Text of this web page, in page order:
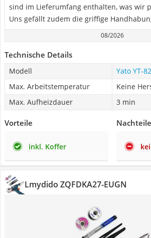
sind im Lieferumfang enthalten, was wir
Uns gefällt zudem die griffige
08/2026
Technische Details
Modell
Yato YT-
Max. Arbeitstemperatur
Keine
Max. Aufheizdauer
3 min
Vorteile
inkl. Koffer
Nachteile
Lmydido ‎ZQFDKA27-EUGN